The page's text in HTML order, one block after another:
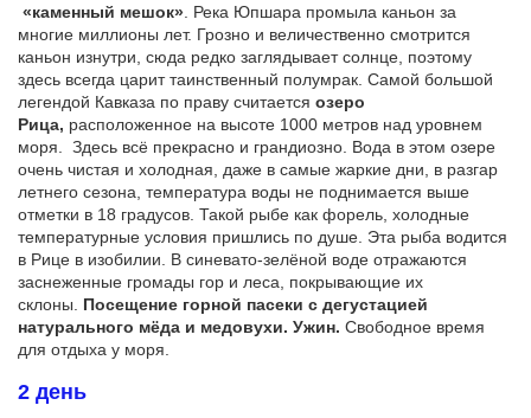
«каменный мешок» . Река Юпшара промыла каньон за
многие миллионы лет. Грозно и величественно смотрится
каньон изнутри, сюда редко заглядывает солнце, поэтому
здесь всегда царит таинственный полумрак. Самой большой
легендой Кавказа по праву считается озеро
Рица, расположенное на высоте 1000 метров над уровнем
моря. Здесь всё прекрасно и грандиозно. Вода в этом озере
очень чистая и холодная, даже в самые жаркие дни, в разгар
летнего сезона, температура воды не поднимается выше
отметки в 18 градусов. Такой рыбе как форель, холодные
температурные условия пришлись по душе. Эта рыба водится
в Рице в изобилии. В синевато-зелёной воде отражаются
заснеженные громады гор и леса, покрывающие их
склоны. Посещение горной пасеки с дегустацией
натурального мёда и медовухи. Ужин. Свободное время
для отдыха у моря.
2 день